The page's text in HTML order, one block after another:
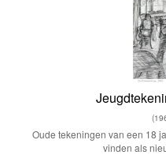
Oude tekeningen van een 18
vinden als